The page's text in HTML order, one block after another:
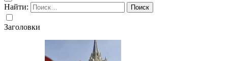
Найти:
Заголовки